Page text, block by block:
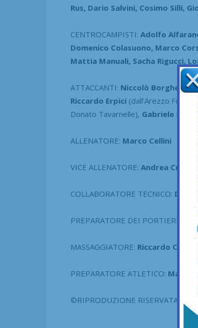
Rus, Dario Salvini, Cosimo Silli,
CENTROCAMPISTI: Adolfo
Domenico Colasuono, Marco
Mattia Manuali, Sacha Rigucci,
ATTACCANTI: Niccolò Borghesi
Riccardo Erpici (dall’Arezzo
Donato Tavarnelle), Gabriele
ALLENATORE: Marco Cellini
VICE ALLENATORE: Andrea
COLLABORATORE TECNICO:
PREPARATORE DEI PORTIERI:
MASSAGGIATORE: Riccardo
PREPARATORE ATLETICO: Matteo
©RIPRODUZIONE RISERVATA